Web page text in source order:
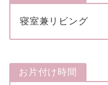
寝室兼リビング
お片付け時間